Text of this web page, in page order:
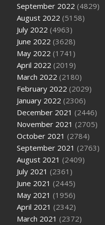
September 2022 (4829)
August 2022 (5158)
July 2022 (4963)
June 2022 (3628)
May 2022 (1741)
April 2022 (2019)
March 2022 (2180)
February 2022 (2029)
January 2022 (2306)
December 2021 (2446)
November 2021 (2705)
October 2021 (2784)
September 2021 (2763)
August 2021 (2409)
July 2021 (2361)
June 2021 (2445)
May 2021 (1956)
April 2021 (2342)
March 2021 (2372)